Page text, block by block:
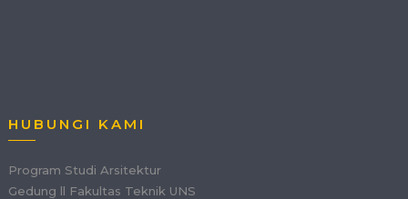
HUBUNGI KAMI
Program Studi Arsitektur
Gedung ll Fakultas Teknik UNS